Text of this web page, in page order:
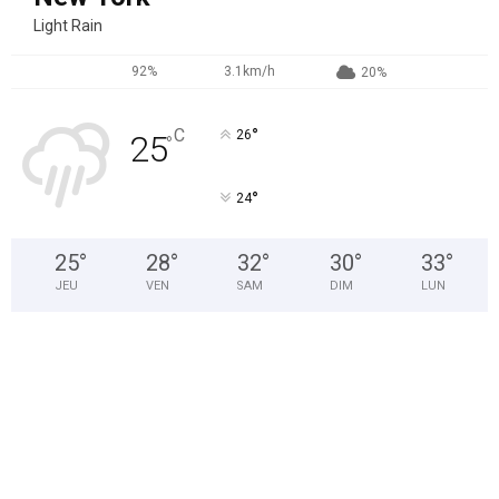
Light Rain
92% 3.1km/h 20%
25°C 26°
24°
25°
JEU
28°
VEN
32°
SAM
30°
DIM
33°
LUN